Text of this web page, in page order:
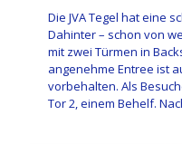
Die JVA Tegel hat eine
Dahinter – schon von
mit zwei Türmen in
angenehme Entree ist
vorbehalten. Als
Tor 2, einem Behelf.